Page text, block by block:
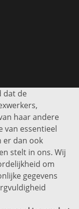
dat de
haar andere
van essentieel
er dan ook
stelt in ons. Wij
om
gegevens